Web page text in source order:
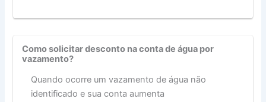
Como solicitar desconto na conta de água por
vazamento?
Quando ocorre um vazamento de água não
identificado e sua conta aumenta